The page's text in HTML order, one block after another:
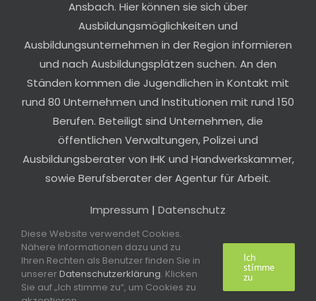
Ansbach. Hier können sie sich über
Ausbildungsmöglichkeiten und
Ausbildungsunternehmen in der Region informieren
und nach Ausbildungsplätzen suchen. An den
Ständen kommen die Jugendlichen in Kontakt mit
rund 80 Unternehmen und Institutionen mit rund 150
Berufen. Beteiligt sind Unternehmen, die
öffentlichen Verwaltungen, Polizei und
Ausbildungsberater von IHK und Handwerkskammer,
sowie Berufsberater der Agentur für Arbeit.
Impressum | Datenschutz
Design: schlötterer designstudio / Umsetzung: IHK Nürnberg für
Diese Website verwendet Cookies.
Nähere Informationen dazu und zu
Ihren Rechten als Benutzer finden Sie in
unsererDatenschutzerklärung. Klicken
Sie auf „Ich stimme zu“, um Cookies zu
Ich
stimme
zu